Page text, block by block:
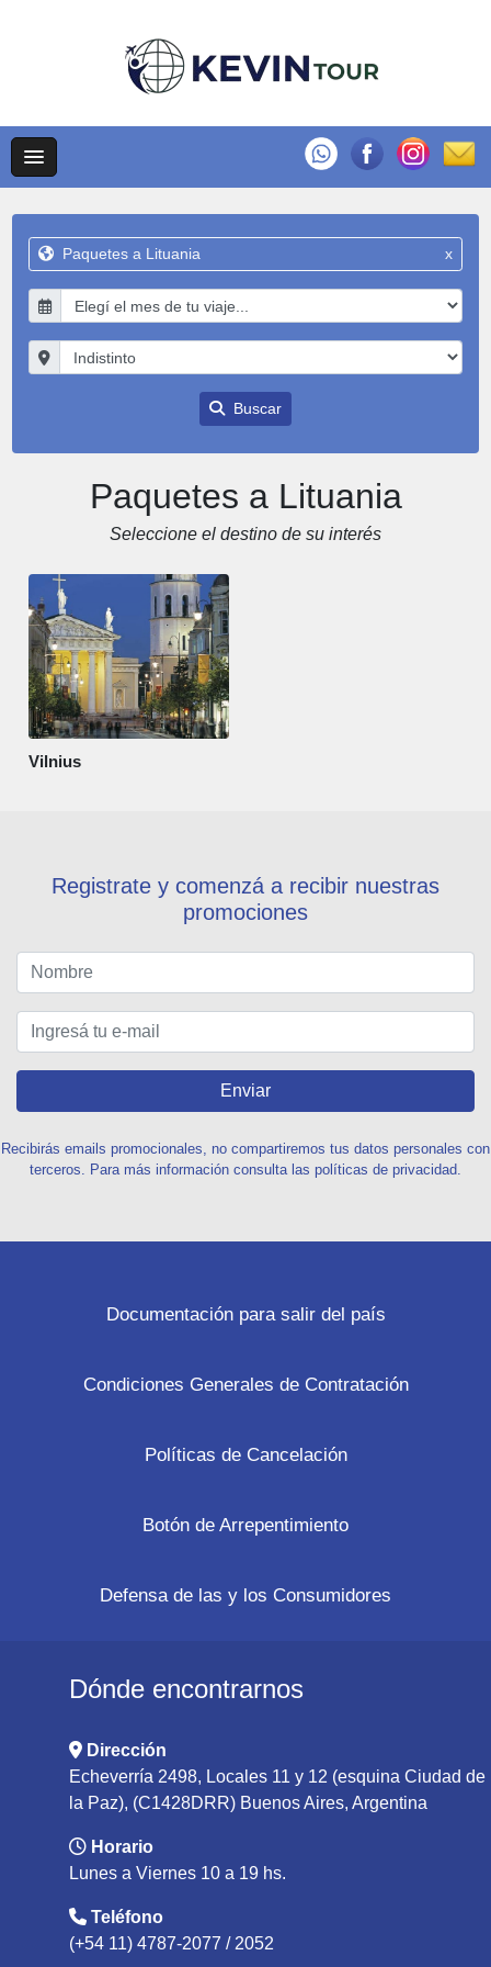
Paquetes a Lituania x
Buscar
Paquetes a Lituania
Seleccione el destino de su interés
Vilnius
Registrate y comenzá a recibir nuestras
promociones
Enviar
Recibirás emails promocionales, no compartiremos tus datos personales con
terceros. Para más información consulta las políticas de privacidad.
Documentación para salir del país
Condiciones Generales de Contratación
Políticas de Cancelación
Botón de Arrepentimiento
Defensa de las y los Consumidores
Dónde encontrarnos
Dirección
Echeverría 2498, Locales 11 y 12 (esquina Ciudad de
la Paz), (C1428DRR) Buenos Aires, Argentina
Horario
Lunes a Viernes 10 a 19 hs.
Teléfono
(+54 11) 4787-2077 / 2052